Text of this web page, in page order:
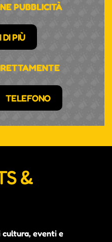
PUBBLICITÀ
DI PIÙ
TELEFONO
&
cultura, eventi e